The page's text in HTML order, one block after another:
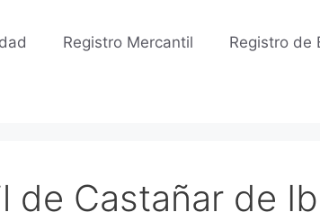
Registro Mercantil Registro de
de Castañar de